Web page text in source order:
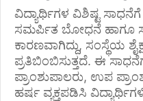
ವಿದ್ಯಾರ್ಥಿಗಳ ವಿಶಿಷ್ಟ
ಸಮರ್ಪಿತ ಬೋಧನೆ ಹಾಗೂ
ಕಾರಣವಾಗಿದ್ದು, ಸಂಸ್ಥೆಯ
ಪ್ರತಿಬಿಂಬಿಸುತ್ತದೆ. ಈ
ಪ್ರಾಂಶುಪಾಲರು, ಉಪ
ಹರ್ಷ ವ್ಯಕ್ತಪಡಿಸಿ